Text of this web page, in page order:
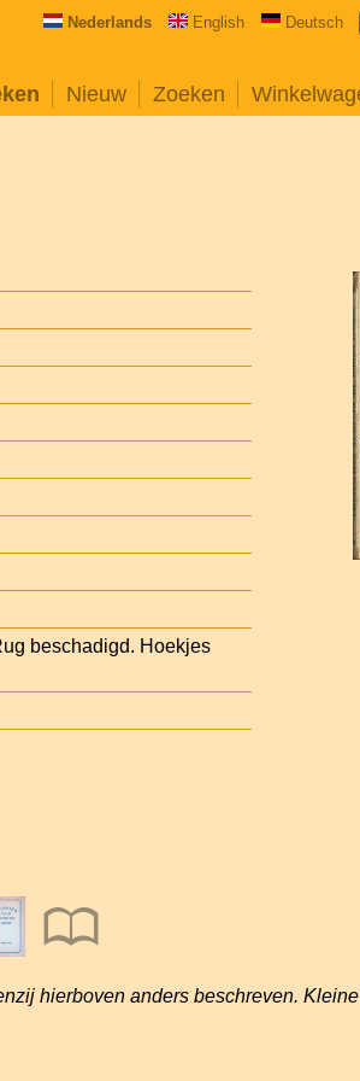
Nederlands English Deutsch
Nieuw Zoeken
beschadigd. Hoekjes
hierboven anders beschreven.